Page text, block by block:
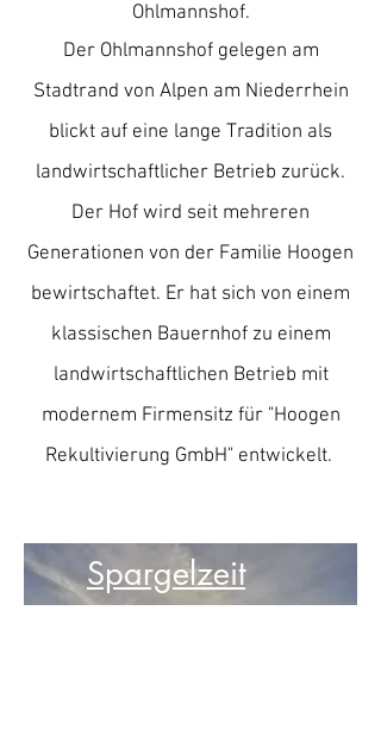
Ohlmannshof.
Der Ohlmannshof gelegen am
Stadtrand von Alpen am Niederrhein
blickt auf eine lange Tradition als
landwirtschaftlicher Betrieb zurück.
Der Hof wird seit mehreren
Generationen von der Familie Hoogen
bewirtschaftet. Er hat sich von einem
klassischen Bauernhof zu einem
landwirtschaftlichen Betrieb mit
modernem Firmensitz für "Hoogen
Rekultivierung GmbH" entwickelt.
Spargelzeit
am